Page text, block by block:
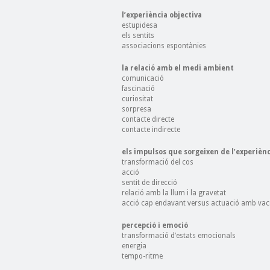
l’experiència objectiva
estupidesa
els sentits
associacions espontànies
la relació amb el medi ambient
comunicació
fascinació
curiositat
sorpresa
contacte directe
contacte indirecte
els impulsos que sorgeixen de
transformació del cos
acció
sentit de direcció
relació amb la llum i la gravetat
acció cap endavant versus actuació amb
percepció i emoció
transformació d’estats emocionals
energia
tempo-ritme